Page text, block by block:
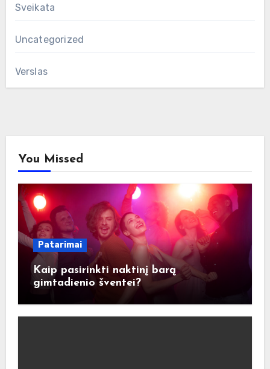
Sveikata
Uncategorized
Verslas
You Missed
Patarimai
Kaip pasirinkti naktinį barą
gimtadienio šventei?